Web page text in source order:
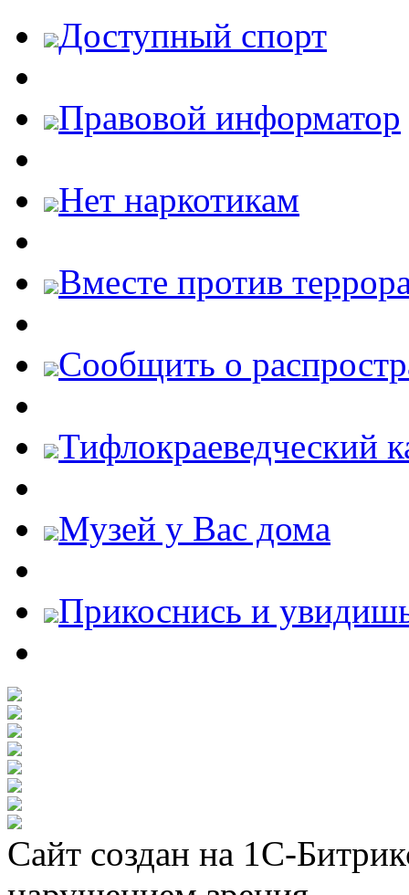
Доступный спорт
Правовой информатор
Нет наркотикам
Вместе против
Cообщить о
Тифлокраеведческий
Музей у Вас дома
Прикоснись и
Сайт создан на 1С-